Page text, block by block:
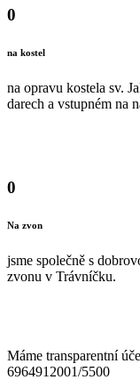
0
na kostel
na opravu kostela sv.
darech a vstupném na
0
Na zvon
jsme společně s
zvonu v Trávníčku.
Máme transparentní
6964912001/5500